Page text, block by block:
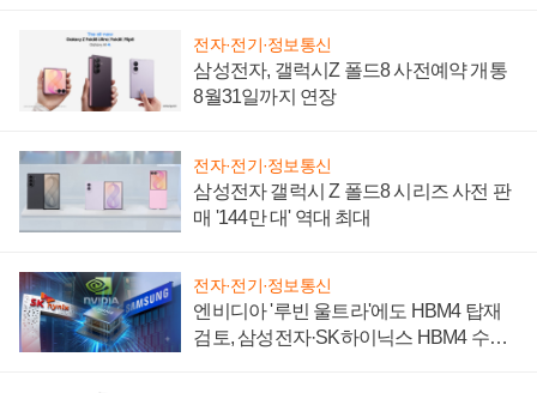
전자·전기·정보통신
삼성전자, 갤럭시Z 폴드8 사전예약 개통
8월31일까지 연장
전자·전기·정보통신
삼성전자 갤럭시 Z 폴드8 시리즈 사전 판
매 '144만 대' 역대 최대
전자·전기·정보통신
엔비디아 '루빈 울트라'에도 HBM4 탑재
검토, 삼성전자·SK하이닉스 HBM4 수율